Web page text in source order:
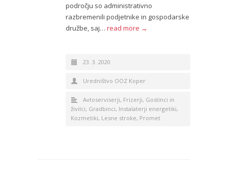
področju so administrativno
razbremenili podjetnike in gospodarske
družbe, saj… read more →
23. 3. 2020
Uredništvo OOZ Koper
Avtoserviserji, Frizerji, Gostinci in
živilci, Gradbinci, Instalaterji energetiki,
Kozmetiki, Lesne stroke, Promet